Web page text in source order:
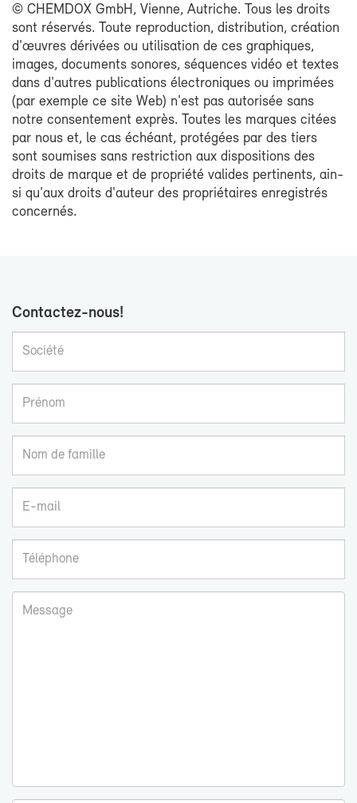
© CHEM­DOX GmbH, Vienne, Au­triche. Tous les droits
sont ré­ser­vés. Toute re­pro­duc­tion, dis­tri­bu­tion, créa­tion
d'œuvres dé­ri­vées ou uti­li­sa­tion de ces gra­phiques,
images, do­cu­ments so­nores, sé­quences vi­déo et textes
dans d'autres pu­bli­ca­tions élec­tro­niques ou im­pri­mées
(par exemple ce site Web) n'est pas au­to­ri­sée sans
notre consen­te­ment ex­près. Toutes les marques ci­tées
par nous et, le cas échéant, pro­té­gées par des tiers
sont sou­mises sans res­tric­tion aux dis­po­si­tions des
droits de marque et de pro­prié­té va­lides per­ti­nents, ain­
si qu'aux droits d'au­teur des pro­prié­taires en­re­gis­trés
concer­nés.
Contactez-​nous!